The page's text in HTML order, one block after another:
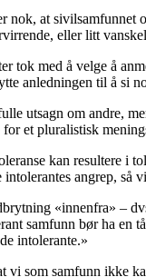
nok, at
eller litt
tok med å velge å
anledningen til å si
utsagn om andre,
et pluralistisk
kan resultere i
angrep, så
«innenfra» –
samfunn bør ha
intolerante.»
vi som samfunn ikke